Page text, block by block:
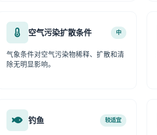
空气污染扩散条件 中
气象条件对空气污染物稀释、扩散和清
除无明显影响。
钓鱼 较适宜